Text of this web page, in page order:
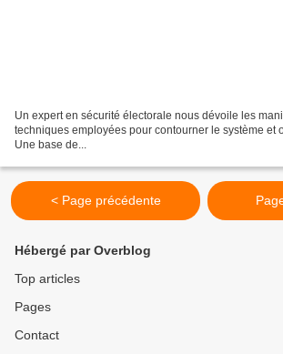
Un expert en sécurité électorale nous dévoile les
techniques employées pour contourner le système et
Une base de...
< Page précédente
Hébergé par Overblog
Top articles
Pages
Contact